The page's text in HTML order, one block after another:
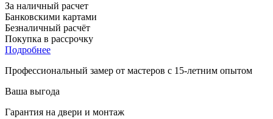
За наличный расчет
Банковскими картами
Безналичный расчёт
Покупка в рассрочку
Подробнее
Профессиональный замер от мастеров с 15-летним опытом
Ваша выгода
Гарантия на двери и монтаж